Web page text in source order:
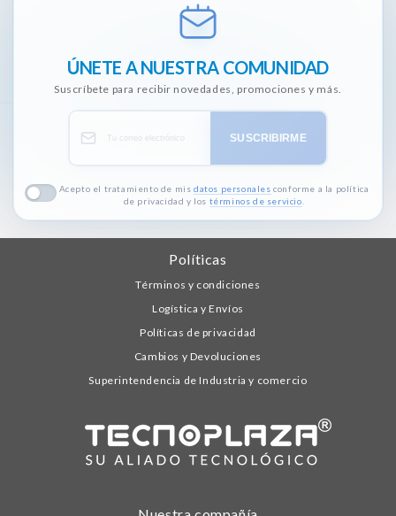
ÚNETE A NUESTRA COMUNIDAD
Suscríbete para recibir novedades, promociones y más.
SUSCRIBIRME
Acepto el tratamiento de mis datos personales conforme a la política
de privacidad y los términos de servicio
Políticas
Términos y condiciones
Logística y Envíos
Políticas de privacidad
Cambios y Devoluciones
Superintendencia de Industria y comercio